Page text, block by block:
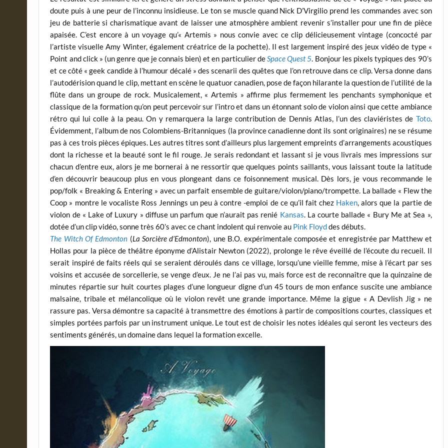
doute puis à une peur de l’inconnu insidieuse. Le ton se muscle quand Nick D’Virgilio prend les commandes avec son
jeu de batterie si charismatique avant de laisser une atmosphère ambient revenir s’installer pour une fin de pièce
apaisée. C’est encore à un voyage qu’« Artemis » nous convie avec ce clip délicieusement vintage (concocté par
l’artiste visuelle Amy Winter, également créatrice de la pochette). Il est largement inspiré des jeux vidéo de type «
Point and click » (un genre que je connais bien) et en particulier deSpace Quest 5. Bonjour les pixels typiques des 90’s
et ce côté « geek candide à l’humour décalé » des scenarii des quêtes que l’on retrouve dans ce clip. Versa donne dans
l’autodérision quand le clip, mettant en scène le quatuor canadien, pose de façon hilarante la question de l’utilité de la
flûte dans un groupe de rock. Musicalement, « Artemis » affirme plus fermement les penchants symphonique et
classique de la formation qu’on peut percevoir sur l’intro et dans un étonnant solo de violon ainsi que cette ambiance
rétro qui lui colle à la peau. On y remarquera la large contribution de Dennis Atlas, l’un des claviéristes de Toto.
Évidemment, l’album de nos Colombiens-Britanniques (la province canadienne dont ils sont originaires) ne se résume
pas à ces trois pièces épiques. Les autres titres sont d’ailleurs plus largement empreints d’arrangements acoustiques
dont la richesse et la beauté sont le fil rouge. Je serais redondant et lassant si je vous livrais mes impressions sur
chacun d’entre eux, alors je me bornerai à ne ressortir que quelques points saillants, vous laissant toute la latitude
d’en découvrir beaucoup plus en vous plongeant dans ce foisonnement musical. Dès lors, je vous recommande le
pop/folk « Breaking & Entering » avec un parfait ensemble de guitare/violon/piano/trompette. La ballade « Flew the
Coop » montre le vocaliste Ross Jennings un peu à contre -emploi de ce qu’il fait chez Haken, alors que la partie de
violon de « Lake of Luxury » diffuse un parfum que n’aurait pas renié Kansas. La courte ballade « Bury Me at Sea »,
dotée d’un clip vidéo, sonne très 60’s avec ce chant indolent qui renvoie au Pink Floyddes débuts.
The Witch Of Edmonton (La Sorcière d’Edmonton), une B.O. expérimentale composée et enregistrée par Matthew et
Hollas pour la pièce de théâtre éponyme d’Alistair Newton (2022), prolonge le rêve éveillé de l’écoute du recueil. Il
serait inspiré de faits réels qui se seraient déroulés dans ce village, lorsqu’une vieille femme, mise à l’écart par ses
voisins et accusée de sorcellerie, se venge d’eux. Je ne l’ai pas vu, mais force est de reconnaître que la quinzaine de
minutes répartie sur huit courtes plages d’une longueur digne d’un 45 tours de mon enfance suscite une ambiance
malsaine, tribale et mélancolique où le violon revêt une grande importance. Même la gigue « A Devlish Jig » ne
rassure pas. Versa démontre sa capacité à transmettre des émotions à partir de compositions courtes, classiques et
simples portées parfois par un instrument unique. Le tout est de choisir les notes idéales qui seront les vecteurs des
sentiments générés, un domaine dans lequel la formation excelle.